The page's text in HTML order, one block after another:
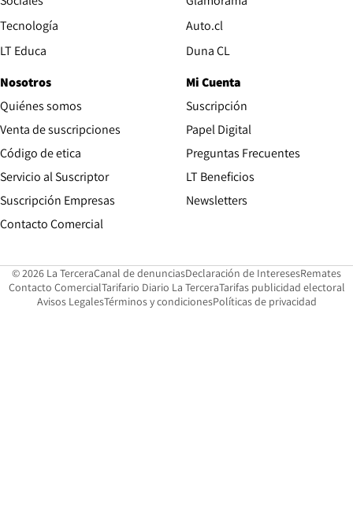
Tecnología
LT Educa
Auto.cl
Duna CL
Nosotros
Quiénes somos
Venta de suscripciones
Código de etica Opens in new window
Servicio al Suscriptor
Suscripción Empresas
Contacto Comercial
Mi Cuenta
Suscripción
Papel Digital
Preguntas Frecuentes
LT Beneficios
Newsletters
© 2026 La TerceraCanal de denunciasOpens in new window
Declaración de InteresesOpens in
Remates
Contacto ComercialOpens in new window
Tarifario Diario La TerceraOpens in new window
Tarifas publicidad electoral
Avisos LegalesOpens in new window
Términos y condicionesPolíticas de privacidad